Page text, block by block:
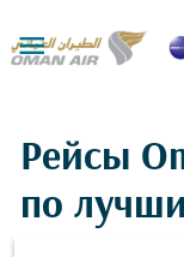

Рейсы
по